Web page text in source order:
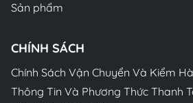
Sản phẩm
CHÍNH SÁCH
Chính Sách Vận Chuyển Và Kiểm
Thông Tin Và Phương Thức Thanh